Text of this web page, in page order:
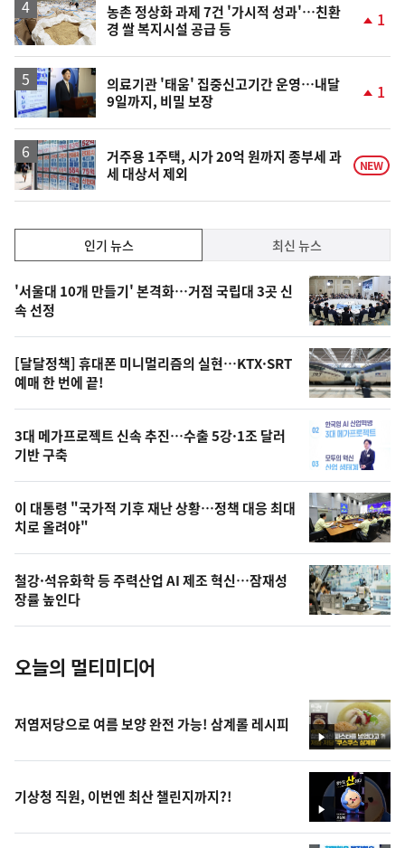
농촌 정상화 과제 7건 '가시적 성과'…친환
경 쌀 복지시설 공급 등
1
의료기관 '태움' 집중신고기간 운영…내달
9일까지, 비밀 보장
승
1
거주용 1주택, 시가 20억 원까지 종부세 과
세 대상서 제외
NEW
기,
최
신,
오
늘
의
영
상
오
늘
의
사
진
인기 뉴스 최신 뉴스
기
뉴
스
'서울대 10개 만들기' 본격화…거점 국립대 3곳 신
속 선정
[달달정책] 휴대폰 미니멀리즘의 실현…KTX·SRT
예매 한 번에 끝!
3대 메가프로젝트 신속 추진…수출 5강·1조 달러
기반 구축
이 대통령 "국가적 기후 재난 상황…정책 대응 최대
치로 올려야"
철강·석유화학 등 주력산업 AI 제조 혁신…잠재성
장률 높인다
오늘의 멀티미디어
영
상
저염저당으로 여름 보양 완전 가능! 삼계롤 레시피
영
상
기상청 직원, 이번엔 최산 챌린지까지?!